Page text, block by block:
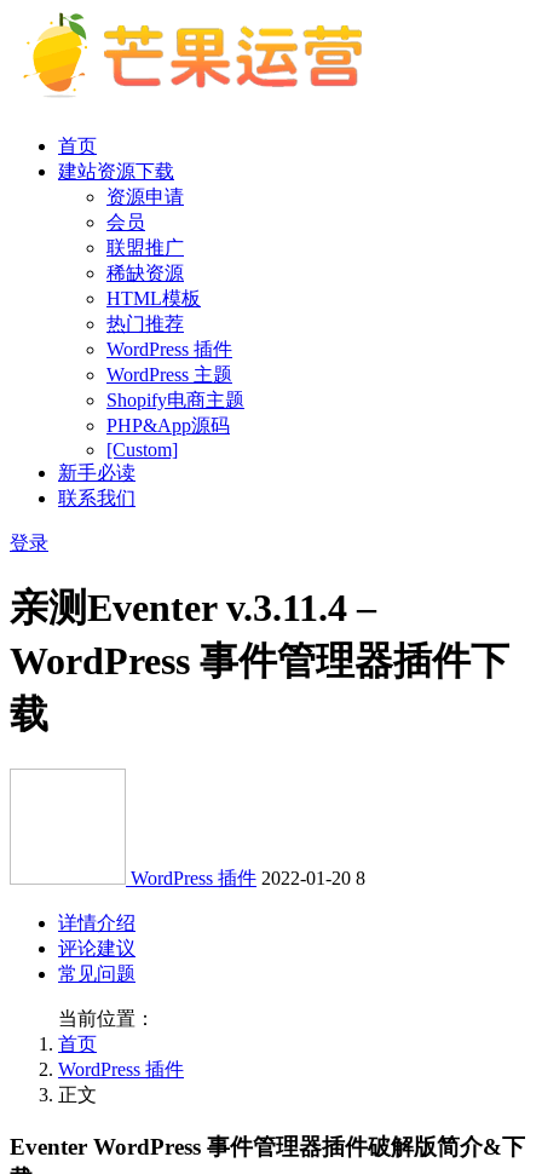
首页
建站资源下载
资源申请
会员
联盟推广
稀缺资源
HTML模板
热门推荐
WordPress 插件
WordPress 主题
Shopify电商主题
PHP&App源码
[Custom]
新手必读
联系我们
登录
亲测Eventer v.3.11.4 –
WordPress 事件管理器插件下
载
WordPress 插件 2022-01-20 8
详情介绍
评论建议
常见问题
当前位置：
首页
WordPress 插件
正文
Eventer WordPress 事件管理器插件破解版简介&下